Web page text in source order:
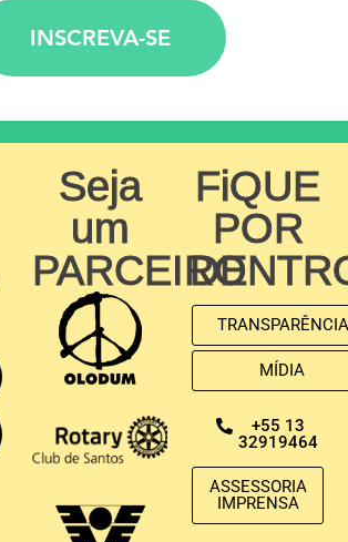
INSCREVA-SE
Seja
um
PARCEIRO
FiQUE
POR
MÍDIA
+55 13
32919464
ASSESSORIA
IMPRENSA